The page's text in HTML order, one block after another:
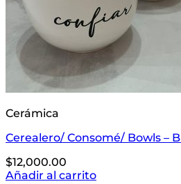
Cerámica
Cerealero/ Consomé/ Bowls –
$12,000.00
Añadir al carrito